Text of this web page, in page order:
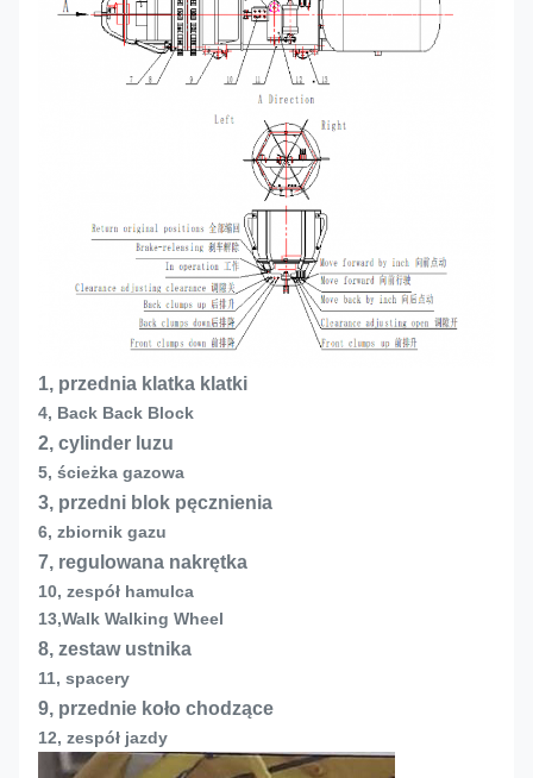
1, przednia klatka klatki
4, Back Back Block
2, cylinder luzu
5, ścieżka gazowa
3, przedni blok pęcznienia
6, zbiornik gazu
7, regulowana nakrętka
10, zespół hamulca
13,Walk Walking Wheel
8, zestaw ustnika
11, spacery
9, przednie koło chodzące
12, zespół jazdy